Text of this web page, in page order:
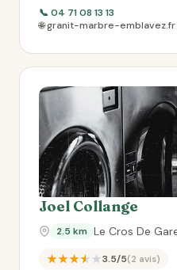
📞 04 71 08 13 13
🌐 granit-marbre-emblavez.fr
Joel Collange
2.5 km Le Cros De
★★★★★3.5/5(2 avis)